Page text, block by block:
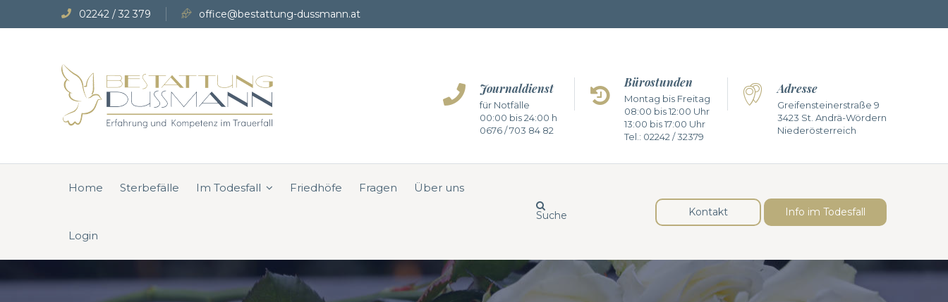
02242 / 32 379 office@bestattung-dussmann.at
Journaldienst
für Notfälle
00:00 bis 24:00 h
0676 / 703 84 82
Bürostunden
Montag bis Freitag
08:00 bis 12:00 Uhr
13:00 bis 17:00 Uhr
Tel.: 02242 / 32379
Adresse
Greifensteinerstraße 9
3423 St. Andrä-Wördern
Niederösterreich
Home Sterbefälle Im Todesfall Friedhöfe Fragen Über uns
Login
Kontakt Info im Todesfall